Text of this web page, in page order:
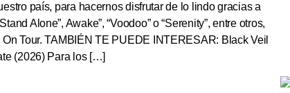
país, para hacernos disfrutar de lo lindo gracias a
Alone”, Awake”, “Voodoo” o “Serenity”, entre otros,
Tour. TAMBIÉN TE PUEDE INTERESAR: Black Veil
(2026) Para los […]